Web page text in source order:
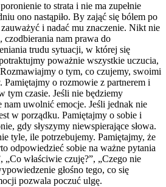
to strata i nie ma zupełnie
ono nastąpiło. By zająć się bólem po
i nadać mu znaczenie. Nikt nie
nam prawa do
trudu sytuacji, w której się
poważnie wszystkie uczucia,
o tym, co czujemy, swoimi
Pamiętajmy o rozmowie z partnerem i
tym czasie. Jeśli nie będziemy
uwolnić emocje. Jeśli jednak nie
w porządku. Pamiętajmy o sobie i
gdy słyszymy niewspierające słowa.
tyle, ile potrzebujemy. Pamiętajmy, że
odpowiedzieć sobie na ważne pytania
„Co właściwie czuję?”, „Czego nie
głośno tego, co się
pozwala poczuć ulgę.